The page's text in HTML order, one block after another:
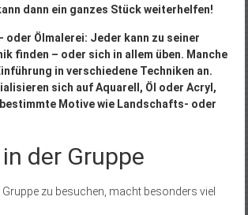
dann ein ganzes Stück weiterhelfen!
oder Ölmalerei: Jeder kann zu seiner
finden – oder sich in allem üben. Manche
in verschiedene Techniken an.
sich auf Aquarell, Öl oder Acryl,
Motive wie Landschafts- oder
der Gruppe
Gruppe zu besuchen, macht besonders viel